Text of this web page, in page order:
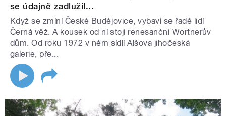
se údajně zadlužil...
Když se zmíní České Budějovice, vybaví se řadě lidí
Černá věž. A kousek od ní stojí renesanční Wortnerův
dům. Od roku 1972 v něm sídlí Alšova jihočeská
galerie, pře...